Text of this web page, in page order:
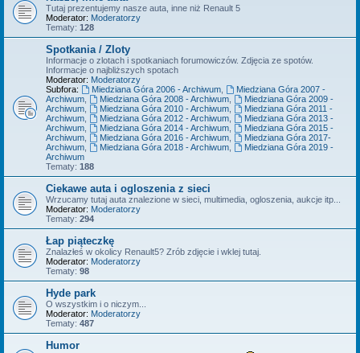
Tutaj prezentujemy nasze auta, inne niż Renault 5
Moderator: Moderatorzy
Tematy: 128
Spotkania / Zloty
Informacje o zlotach i spotkaniach forumowiczów. Zdjęcia ze spotów.
Informacje o najbliższych spotach
Moderator: Moderatorzy
Subfora:
Miedziana Góra 2006 - Archiwum,
Miedziana Góra 2007 -
Archiwum
Miedziana Góra 2008 - Archiwum,
Miedziana Góra 2009 -
Archiwum
Miedziana Góra 2010 - Archiwum,
Miedziana Góra 2011 -
Archiwum
Miedziana Góra 2012 - Archiwum,
Miedziana Góra 2013 -
Archiwum
Miedziana Góra 2014 - Archiwum,
Miedziana Góra 2015 -
Archiwum
Miedziana Góra 2016 - Archiwum,
Miedziana Góra 2017-
Archiwum
Miedziana Góra 2018 - Archiwum,
Miedziana Góra 2019 -
Archiwum
Tematy: 188
Ciekawe auta i ogloszenia z sieci
Wrzucamy tutaj auta znalezione w sieci, multimedia, ogloszenia, aukcje itp...
Moderator: Moderatorzy
Tematy: 294
Łap piąteczkę
Znalazłeś w okolicy Renault5? Zrób zdjęcie i wklej tutaj.
Moderator: Moderatorzy
Tematy: 98
Hyde park
O wszystkim i o niczym...
Moderator: Moderatorzy
Tematy: 487
Humor